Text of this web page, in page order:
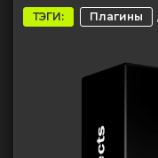
ТЭГИ: Плагины ,